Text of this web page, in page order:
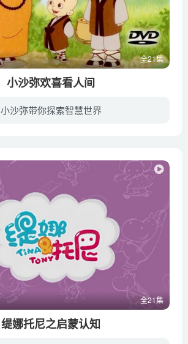
全21集
小沙弥欢喜看人间
小沙弥带你探索智慧世界
全21集
缇娜托尼之启蒙认知